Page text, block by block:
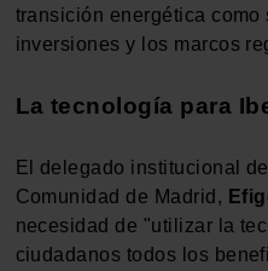
transición energética
inversiones y los marcos
La tecnología para
El delegado institucional
Comunidad de Madrid,
necesidad de "utilizar la
ciudadanos todos los